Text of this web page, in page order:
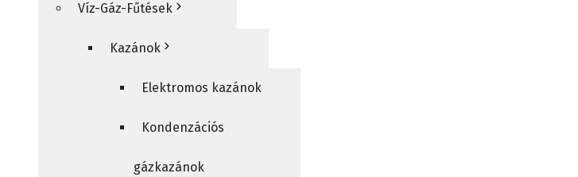
Víz-Gáz-Fűtések
Kazánok
Elektromos kazánok
Kondenzációs
gázkazánok